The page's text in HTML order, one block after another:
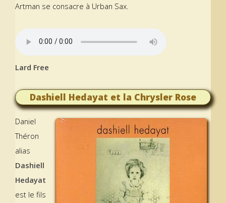
Artman se consacre à Urban Sax.
Lard Free
Dashiell Hedayat et la Chrysler Rose
Daniel
Théron
alias
Dashiell
Hedayat
est le fils